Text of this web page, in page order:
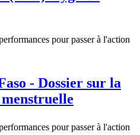
pour passer à l'action
- Dossier sur la
pour passer à l'action